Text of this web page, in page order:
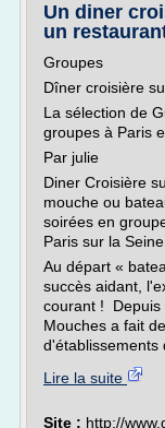
Un diner
un
Groupes
Dîner croisière
La sélection de
groupes à Paris
Par julie
Diner Croisière
mouche ou
soirées en
Paris sur la Seine.
Au départ «
succès aidant,
courant ! Depuis
Mouches a fait
d'établissements
Lire la suite
Site : http://